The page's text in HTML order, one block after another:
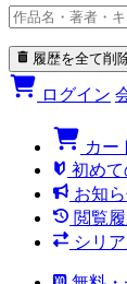
履歴を全て削
ログイン
カー
初め
お知
閲覧
シリ